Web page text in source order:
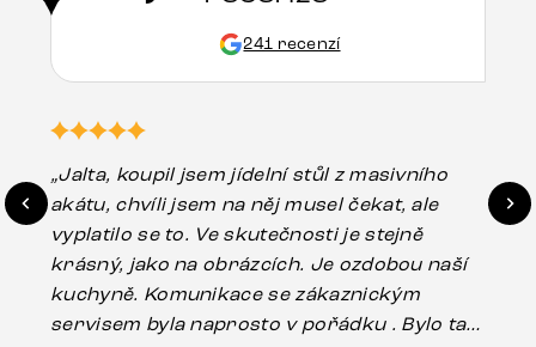
241 recenzí
„Jalta, koupil jsem jídelní stůl z masivního
akátu, chvíli jsem na něj musel čekat, ale
vyplatilo se to. Ve skutečnosti je stejně
krásný, jako na obrázcích. Je ozdobou naší
kuchyně. Komunikace se zákaznickým
servisem byla naprosto v pořádku . Bylo tam